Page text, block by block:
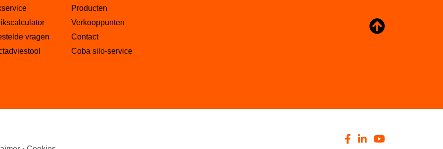
vragen
Producten
Verkooppunten
Contact
Coba silo-service